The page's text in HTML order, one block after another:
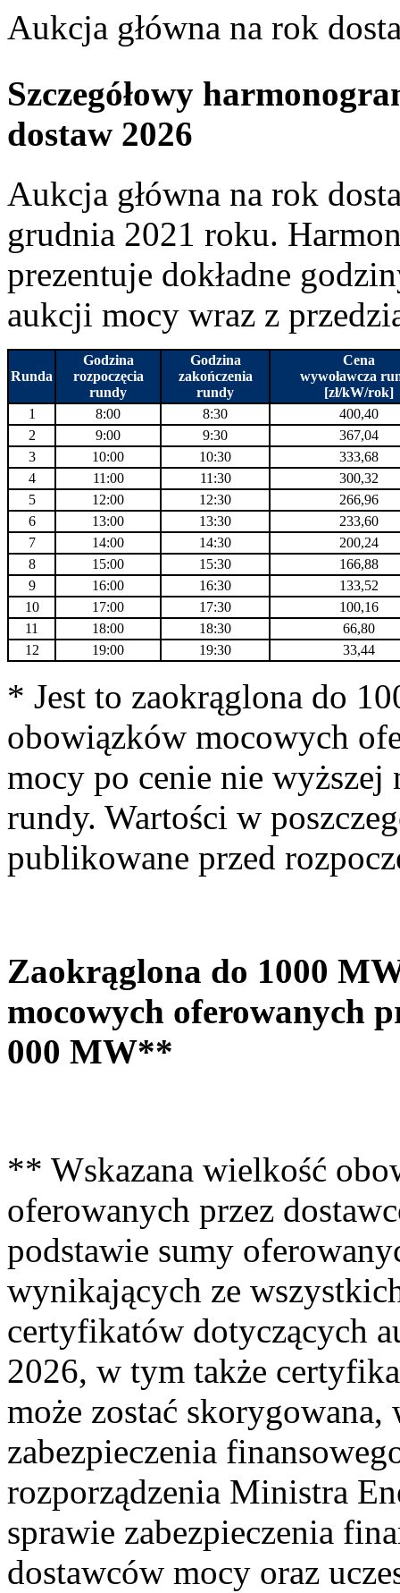
Aukcja główna na rok
Szczegółowy
dostaw 2026
Aukcja główna na rok
grudnia 2021 roku.
prezentuje dokładne
aukcji mocy wraz z
Runda
Godzina
rozpoczęcia
rundy
Godzina
zakończenia
rundy
Cena
wywoławcza
[zł/kW/rok]
1
8:00 8:30
400,40
2
9:00 9:30
367,04
3
10:00 10:30
333,68
4
11:00 11:30
300,32
5
12:00 12:30
266,96
6
13:00 13:30
233,60
7
14:00 14:30
200,24
8
15:00 15:30
166,88
9
16:00 16:30
133,52
10
17:00 17:30
100,16
11
18:00 18:30
66,80
12
19:00 19:30 33,44
* Jest to zaokrąglona do
obowiązków mocowych
mocy po cenie nie wyższej
rundy. Wartości w
publikowane przed
Zaokrąglona do 1000
mocowych oferowanych
000 MW**
** Wskazana wielkość
oferowanych przez
podstawie sumy
wynikających ze
certyfikatów dotyczących
2026, w tym także
może zostać
zabezpieczenia
rozporządzenia Ministra
sprawie zabezpieczenia
dostawców mocy oraz